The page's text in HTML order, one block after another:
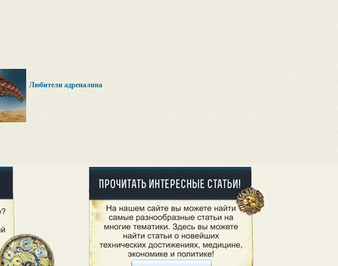
Любители адреналина